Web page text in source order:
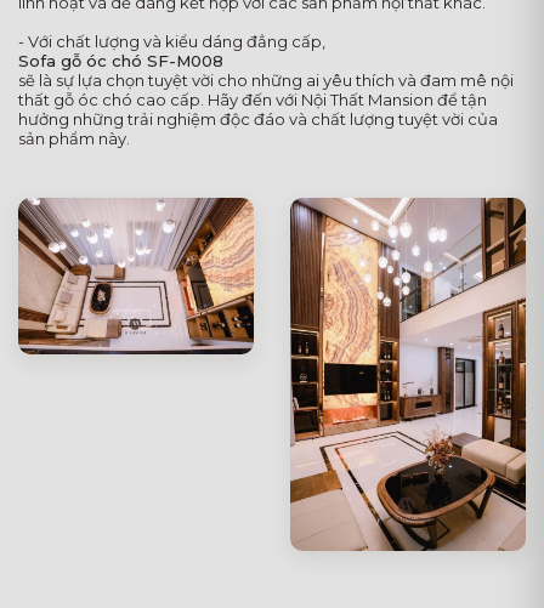
- Với chất lượng và kiểu dáng đẳng cấp,
Sofa gỗ óc chó SF-M008
sẽ là sự lựa chọn tuyệt vời cho những ai yêu thích và đam mê nội
thất gỗ óc chó cao cấp. Hãy đến với Nội Thất Mansion để tận
hưởng những trải nghiệm độc đáo và chất lượng tuyệt vời của
sản phẩm này.